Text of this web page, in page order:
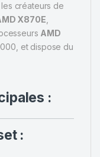
créateurs de
X870E
AMD
et dispose du
:
: